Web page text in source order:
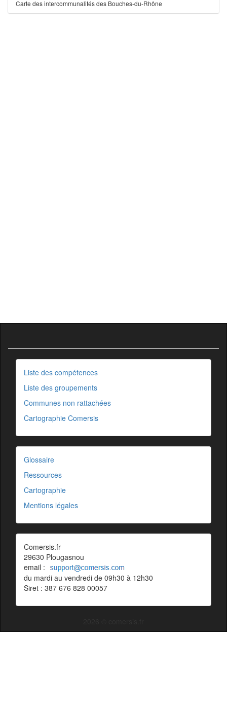
Carte des intercommunalités des Bouches-du-Rhône
Liste des compétences
Liste des groupements
Communes non rattachées
Cartographie Comersis
Glossaire
Ressources
Cartographie
Mentions légales
Comersis.fr
29630 Plougasnou
email :
du mardi au vendredi de 09h30 à 12h30
Siret : 387 676 828 00057